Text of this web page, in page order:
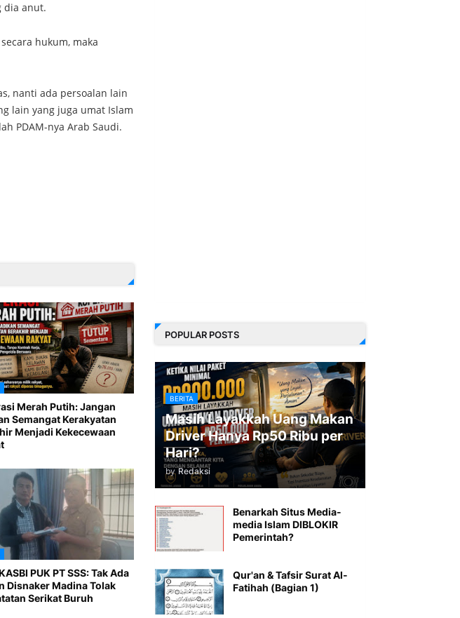
dia anut.
hukum, maka
nanti ada persoalan lain
lain yang juga umat Islam
PDAM-nya Arab Saudi.
Merah Putih: Jangan
Semangat Kerakyatan
Menjadi Kekecewaan
PUK PT SSS: Tak Ada
Disnaker Madina Tolak
Serikat Buruh
POPULAR POSTS
BERITA
Masih Layakkah Uang Makan
Driver Hanya Rp50 Ribu per
Hari?
by Redaksi
Benarkah Situs Media-
media Islam DIBLOKIR
Pemerintah?
Qur'an & Tafsir Surat Al-
Fatihah (Bagian 1)